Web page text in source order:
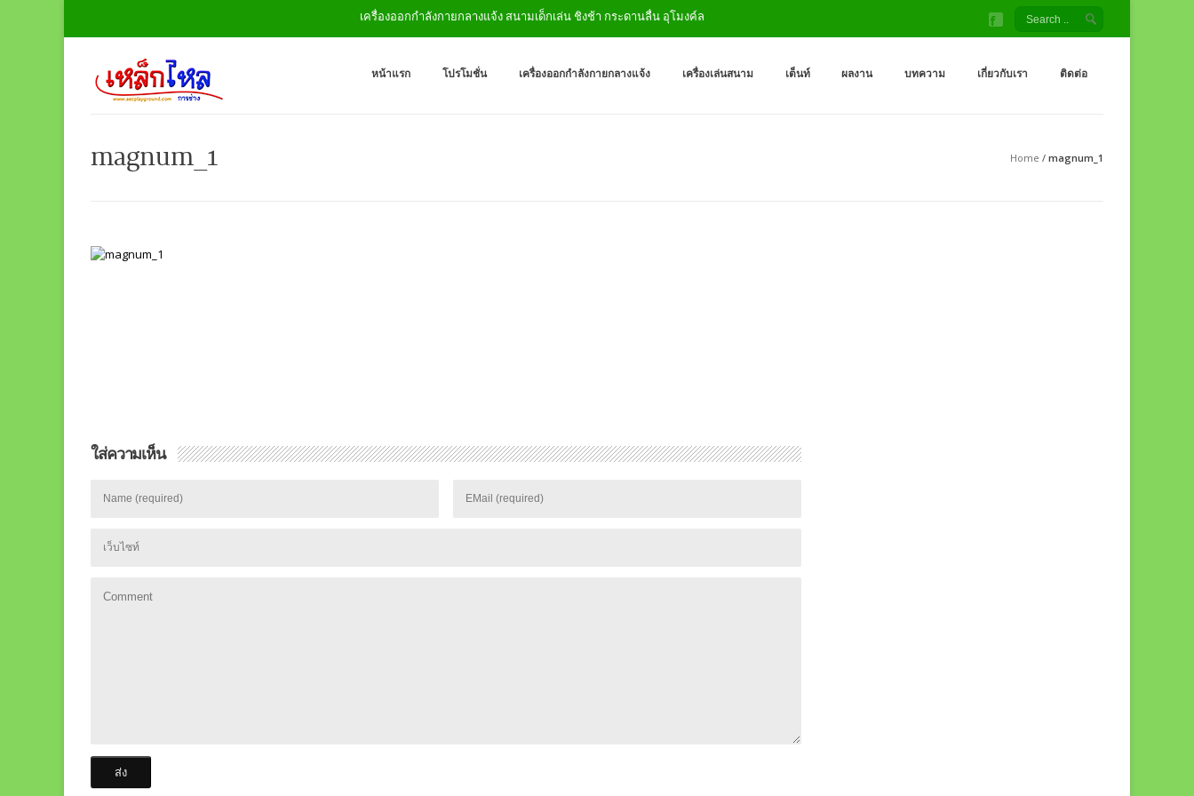
เครื่องออกกำลังกายกลางแจ้ง สนามเด็กเล่น ชิงช้า กระดานลื่น อุโมงค์ลอด
เครื่องออกกำลังกายกลางแจ้ง สนามเด็กเล่น โรงงานผู้ผลิต เครื่องออกกำลังกายกลางแจ้ง
ผู้ผลิตเครื่องออกกำลังกายกลางเเจ้ง ราคาถูกจากโรงงาน สนามเด็กเล่น กระดานลื่น สไลเดอร์ ชิงช้า อุโมงค์ จำหน่
หน้าแรก โปรโมชั่น เครื่องออกกำลังกายกลางแจ้ง เครื่องเล่นสนาม เต็นท์ ผลงาน บทความ เกี่ยวกับเรา ติดต่อ
magnum_1 Home / magnum_1
ใส่ความเห็น